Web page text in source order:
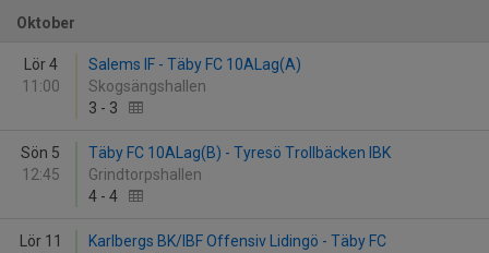
Oktober
Lör 4
11:00
Salems IF - Täby FC 10ALag(A)
Skogsängshallen
3 - 3
Sön 5
12:45
Täby FC 10ALag(B) - Tyresö Trollbäcken IBK
Grindtorpshallen
4 - 4
Lör 11
Karlbergs BK/IBF Offensiv Lidingö - Täby FC